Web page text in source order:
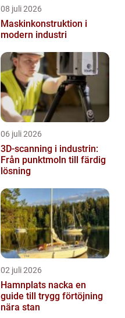
08 juli 2026
Maskinkonstruktion i
modern industri
06 juli 2026
3D-scanning i industrin:
Från punktmoln till färdig
lösning
02 juli 2026
Hamnplats nacka en
guide till trygg förtöjning
nära stan